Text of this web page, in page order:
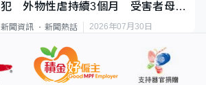
犯 外物性虐持續3個月 受害者母：
要保護其他人
新聞資訊 新聞熱話 2026年07月30日